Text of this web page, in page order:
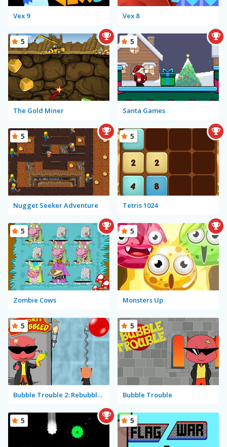
Vex 9 Vex 8
The Gold Miner
5
Santa Games
5
Nugget Seeker Adventure
5
Tetris 1024
5
Zombie Cows
5
Monsters Up
5
Bubble Trouble 2: Rebubbled
5
Bubble Trouble
5
5 5